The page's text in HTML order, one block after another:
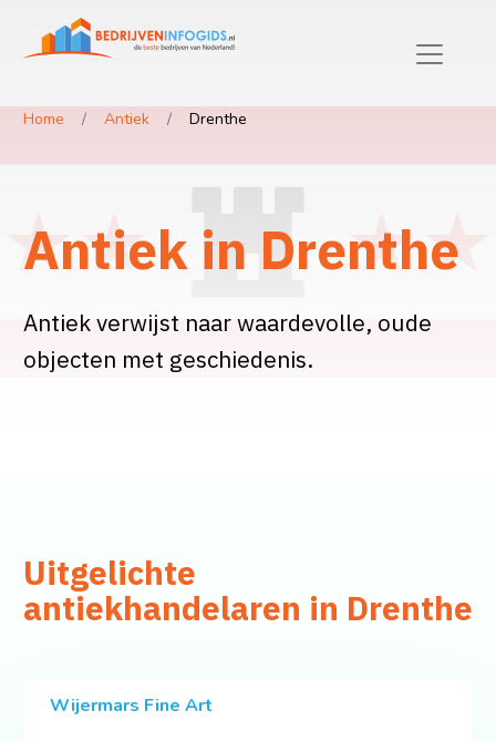
Home Antiek Drenthe
Antiek in Drenthe
Antiek verwijst naar waardevolle, oude
objecten met geschiedenis.
Uitgelichte
antiekhandelaren in Drenthe
Wijermars Fine Art